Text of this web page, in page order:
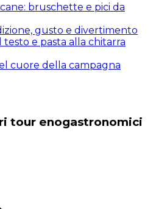
bruschette e pici da
gusto e divertimento
testo e pasta alla chitarra
cuore della campagna
tour enogastronomici